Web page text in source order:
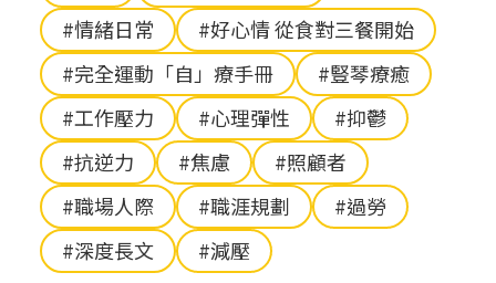
#情緒日常
#好心情 從食對三餐開始
#完全運動「自」療手冊
#豎琴療癒
#工作壓力
#心理彈性
#抑鬱
#抗逆力
#焦慮
#照顧者
#職場人際
#職涯規劃
#過勞
#深度長文
#減壓